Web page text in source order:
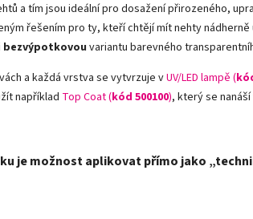
a tím jsou ideální pro dosažení přirozeného,
řešením pro ty, kteří chtějí mít nehty
bezvýpotkovou variantu barevného
a každá vrstva se vytvrzuje vUV/LED lampě (
například Top Coat (kód 500100), který se
je možnost aplikovat přímo jako